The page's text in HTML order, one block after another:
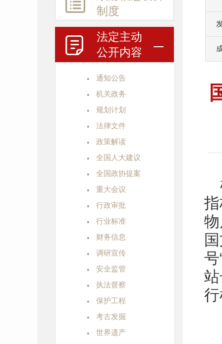
制度
法定主动
公开内容
· 通知公告
· 机关政务
· 规划计划
· 法律文件
· 政策解读
· 全国人大建议
· 全国政协提案
· 重大会议
· 行政审批
· 行业标准
· 财务信息
· 调研宣传
· 安全监管
· 执法督察
· 保护工程
· 考古发掘
· 世界遗产